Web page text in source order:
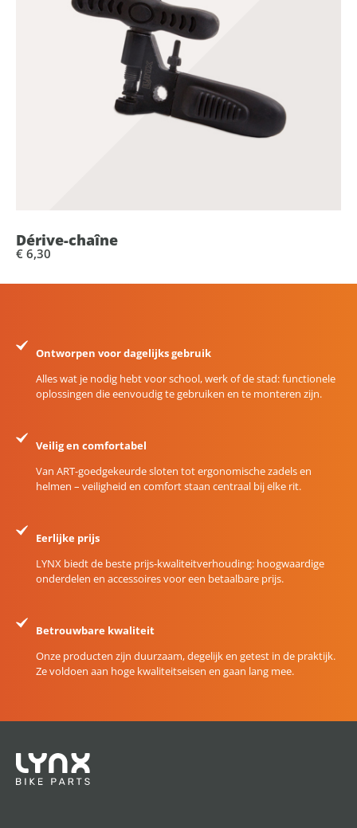
Dérive-chaîne
€ 6,30
Ontworpen voor dagelijks gebruik
Alles wat je nodig hebt voor school, werk of de stad: functionele
oplossingen die eenvoudig te gebruiken en te monteren zijn.
Veilig en comfortabel
Van ART-goedgekeurde sloten tot ergonomische zadels en
helmen – veiligheid en comfort staan centraal bij elke rit.
Eerlijke prijs
LYNX biedt de beste prijs-kwaliteitverhouding: hoogwaardige
onderdelen en accessoires voor een betaalbare prijs.
Betrouwbare kwaliteit
Onze producten zijn duurzaam, degelijk en getest in de praktijk.
Ze voldoen aan hoge kwaliteitseisen en gaan lang mee.